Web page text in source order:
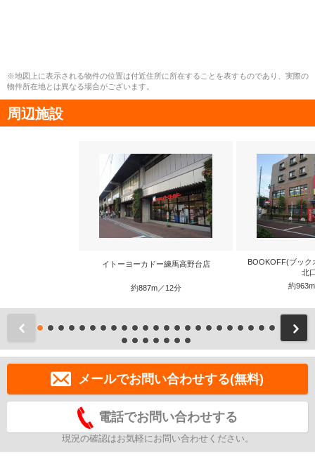
※地図上に表示される物件の位置は付近住所に所在することを表すものであり、実際の
物件所在地とは異なる場合がございます。
周辺施設
イトーヨーカドー練馬高野台店
約887m／12分
BOOKOFF(ブッ
北
約
前
メールでお問い合わせする(無料)
電話でお問い合わせする
現況の確認はお気軽にお問い合わせください。